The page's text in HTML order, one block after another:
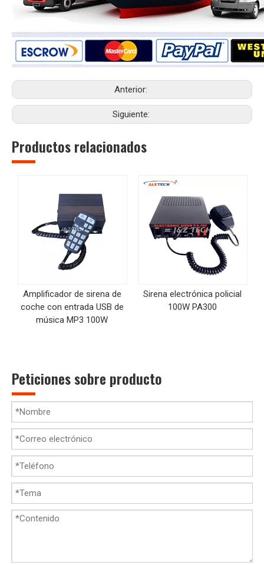
Anterior:
Siguiente:
Productos relacionados
Amplificador de sirena de
coche con entrada USB de
música MP3 100W
Sirena electrónica policial
100W PA300
Peticiones sobre producto